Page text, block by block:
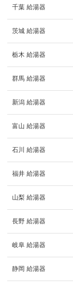
千葉 給湯器
茨城 給湯器
栃木 給湯器
群馬 給湯器
新潟 給湯器
富山 給湯器
石川 給湯器
福井 給湯器
山梨 給湯器
長野 給湯器
岐阜 給湯器
静岡 給湯器